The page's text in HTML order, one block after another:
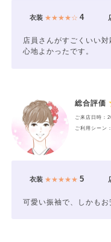
衣装★★★★☆ 4
店員さんがすごくいい対
心地よかったです。
総合評価
ご来店日時：
ご利用シーン
衣装★★★★★ 5
可愛い振袖で、しかもお